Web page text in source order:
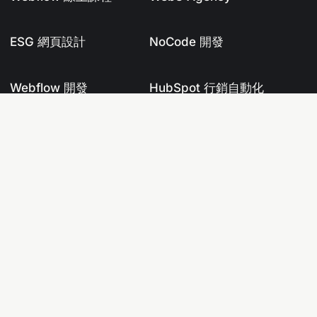
ESG 網頁設計
Webflow 開發
NoCode 開發
HubSpot 行銷自動化